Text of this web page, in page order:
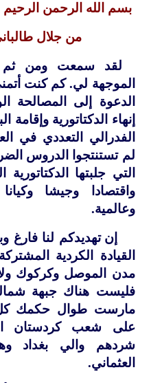
بسم الله الرحمن الرحيم
من جلال
لقد سمعت ومن ثم
الموجهة لي. كم كنت
الدعوة إلى المصالحة
إنهاء الدكتاتورية وإقامة
الفدرالي التعددي في
لم تستنتجوا الدروس
التي جلبتها
واقتصادا وجيشا
وعالمية.
إن تهديدكم لنا فارغ
القيادة الكردية
مدن الموصل وكركوك ولا
فليست هناك جبهة
مارست طوال حكمك كل
على شعب كردستان
شردهم والي بغداد
العثماني.